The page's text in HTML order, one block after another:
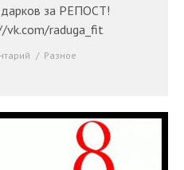
за РЕПОСТ!
vk.com/raduga_fit
Разное